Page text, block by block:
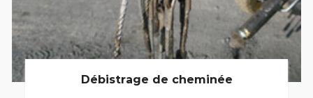
Débistrage de cheminée